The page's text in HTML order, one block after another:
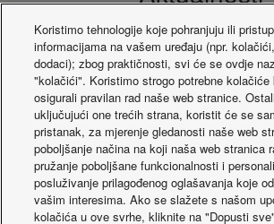
Koristimo tehnologije koje pohranjuju ili
informacijama na vašem uređaju (npr.
dodaci); zbog praktičnosti, svi će se ovdje
"kolačići". Koristimo strogo potrebne kolačiće
osigurali pravilan rad naše web stranice.
uključujući one trećih strana, koristit će se
pristanak, za mjerenje gledanosti naše web
poboljšanje načina na koji naša web stranica
pružanje poboljšane funkcionalnosti i
posluživanje prilagođenog oglašavanja koje
vašim interesima. Ako se slažete s našom
kolačića u ove svrhe, kliknite na "Dopusti